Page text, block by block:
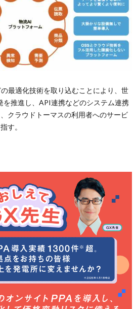
最適化技術を取り込むことにより、世
を推進し、API連携などのシステム連携
クラウドトーマスの利用者へのサービ
す。